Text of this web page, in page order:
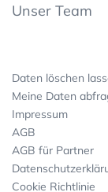
Unser Team
Daten löschen
Meine Daten
Impressum
AGB
AGB für Partner
Cookie Richtlinie